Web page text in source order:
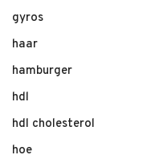
gyros
haar
hamburger
hdl
hdl cholesterol
hoe